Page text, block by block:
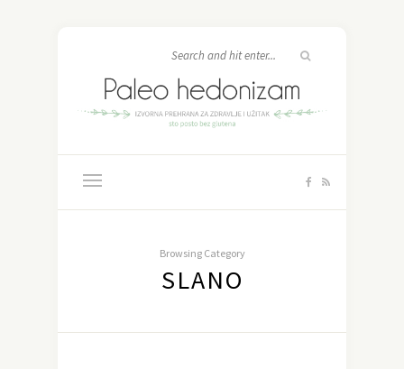
Browsing Category
SLANO